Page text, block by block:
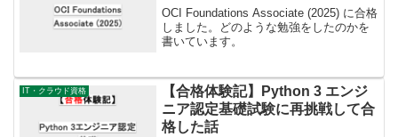
OCI Foundations Associate (2025) に合格
しました。どのような勉強をしたのかを
書いています。
IT・クラウド資格
【合格体験記】Python 3 エンジ
ニア認定基礎試験に再挑戦して合
格した話